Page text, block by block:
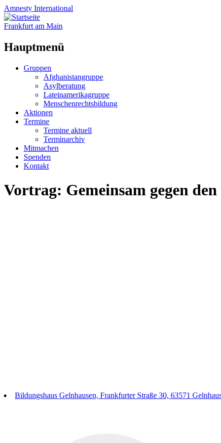
Amnesty International
Frankfurt am Main
Hauptmenü
Zum
Gruppen
Afghanistangruppe
Asylberatung
Lateinamerikagruppe
Menschenrechtsbildung
Aktionen
Termine
Termine aktuell
Terminarchiv
Mitmachen
Spenden
Kontakt
Vortrag: Gemeinsam gegen den
Bildungshaus Gelnhausen, Frankfurter Straße 30, 63571